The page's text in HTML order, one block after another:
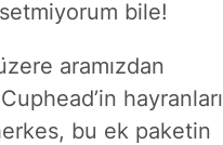
bile!
aramızdan
hayranları
bu ek paketin